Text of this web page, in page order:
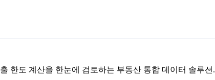
한도 계산을 한눈에 검토하는 부동산 통합 데이터 솔루션.